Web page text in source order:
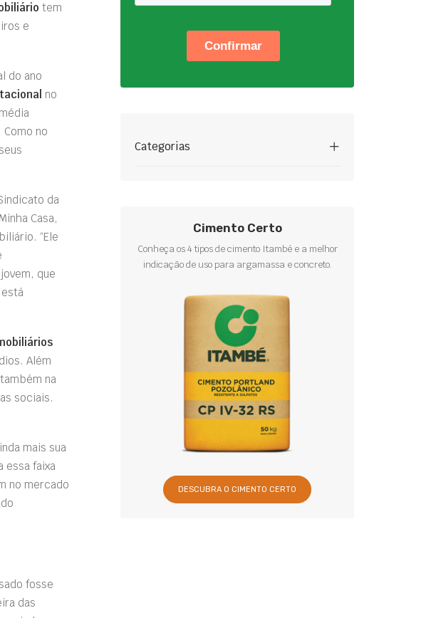
tem
e
do ano
no
no
da
Casa,
“Ele
que
Além
na
sociais.
mais sua
essa faixa
no mercado
fosse
das
Categorias
Cimento Certo
Conheça os 4 tipos de cimento Itambé e a melhor
indicação de uso para argamassa e concreto.
DESCUBRA O CIMENTO CERTO